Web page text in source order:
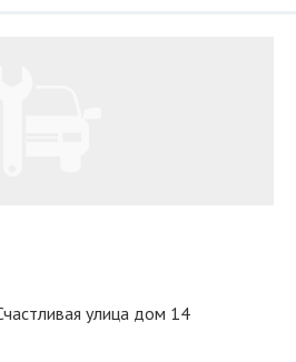
улица дом 14